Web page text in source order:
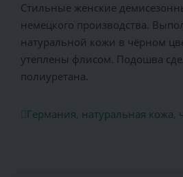
Стильные женские
немецкого производства.
натуральной кожи в чёрном
утеплены флисом. Подошва
полиуретана.
Германия, натуральная кожа,